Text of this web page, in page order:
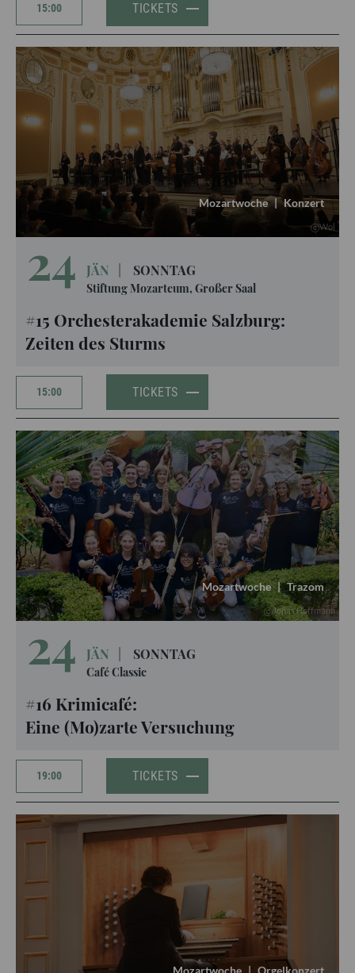
15:00 TICKETS
Mozartwoche | Konzert
Wol
24 JÄN SONNTAG
Stiftung Mozarteum, Großer Saal
#15 Orchesterakademie Salzburg:
Zeiten des Sturms
15:00 TICKETS
Mozartwoche | Trazom
Jonas Hoffmann
24 JÄN SONNTAG
Café Classic
#16 Krimicafé:
Eine (Mo)zarte Versuchung
19:00 TICKETS